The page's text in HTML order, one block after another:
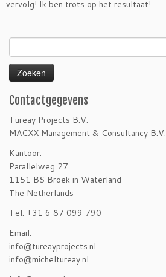
vervolg! Ik ben trots op het resultaat!
naar:
Contactgegevens
Tureay Projects B.V.
MACXX Management & Consultancy B.V.
Kantoor:
Parallelweg 27
1151 BS Broek in Waterland
The Netherlands
Tel: +31 6 87 099 790
Email:
info@tureayprojects.nl
info@micheltureay.nl